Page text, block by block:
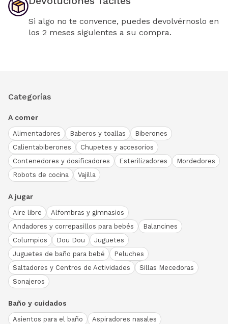
Si algo no te convence, puedes devolvérnoslo en
los 2 meses siguientes a su compra.
Categorías
A comer
Alimentadores Baberos y toallas
Biberones
Calientabiberones
Chupetes y accesorios
Contenedores y dosificadores
Esterilizadores
Mordedores
Robots de cocina
Vajilla
A jugar
Aire libre
Alfombras y gimnasios
Andadores y correpasillos para bebés
Balancines
Columpios
Dou Dou
Juguetes
Juguetes de baño para bebé
Peluches
Saltadores y Centros de Actividades
Sillas Mecedoras
Sonajeros
Baño y cuidados
Asientos para el baño
Aspiradores nasales